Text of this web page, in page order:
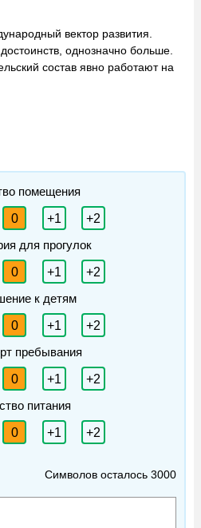
вектор развития.
однозначно больше.
состав явно работают на
помещения
0 +1
+2
для прогулок
0 +1
+2
к детям
0 +1
+2
пребывания
0 +1
+2
питания
0 +1 +2
Символов осталось3000